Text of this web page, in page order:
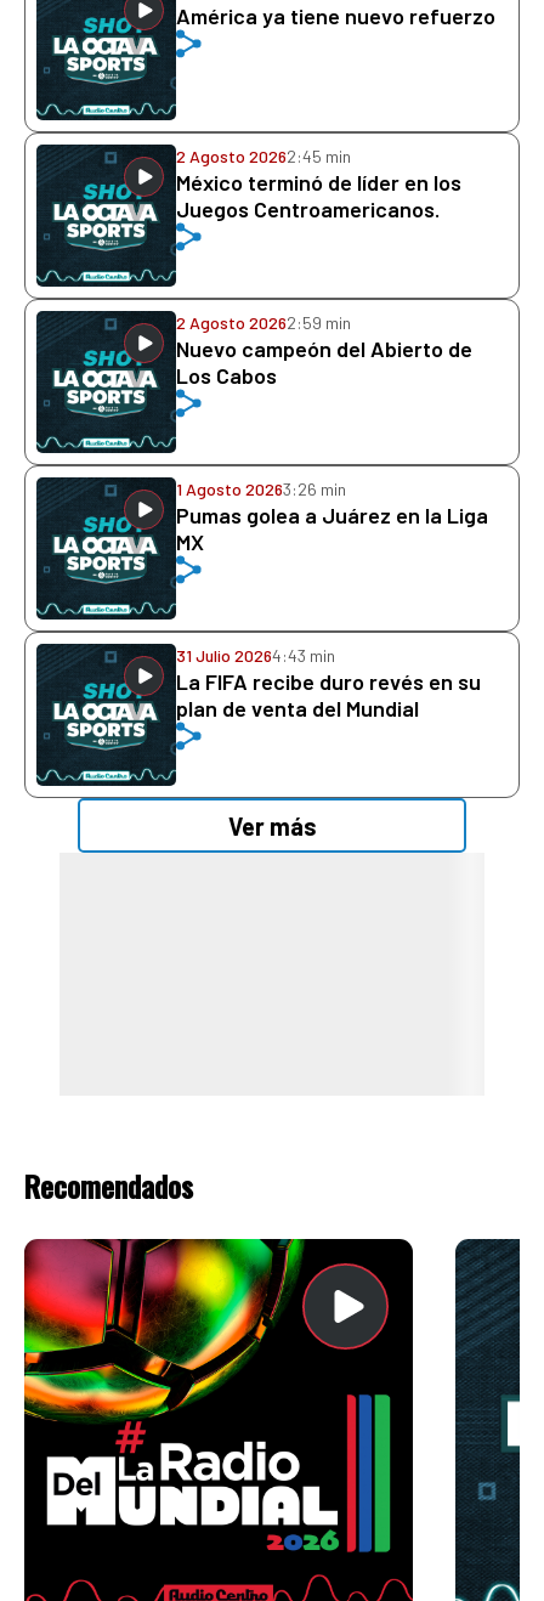
América ya tiene nuevo refuerzo
2 Agosto 20262:45 min
México terminó de líder en los
Juegos Centroamericanos.
2 Agosto 20262:59 min
Nuevo campeón del Abierto de
Los Cabos
1 Agosto 20263:26 min
Pumas golea a Juárez en la Liga
MX
31 Julio 20264:43 min
La FIFA recibe duro revés en su
plan de venta del Mundial
Ver más
Recomendados